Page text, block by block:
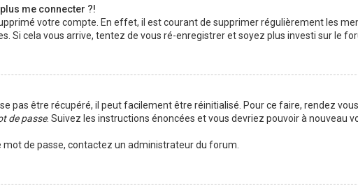
me connecter ?!
votre compte. En effet, il est courant de supprimer régulièrement les
Si cela vous arrive, tentez de vous ré-enregistrer et soyez plus investi sur le
pas être récupéré, il peut facilement être réinitialisé. Pour ce faire, rendez
de passe. Suivez les instructions énoncées et vous devriez pouvoir à nouveau
de passe, contactez un administrateur du forum.